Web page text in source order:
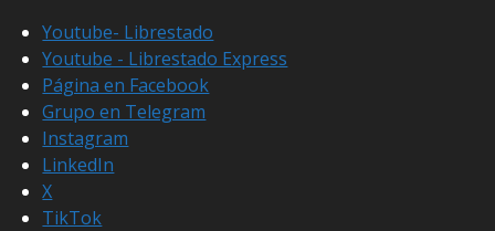
Youtube- Librestado
Youtube - Librestado Express
Página en Facebook
Grupo en Telegram
Instagram
LinkedIn
X
TikTok